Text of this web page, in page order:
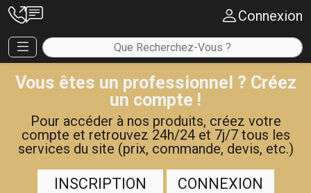
Connexion
Vous êtes un professionnel ? Créez
un compte !
Pour accéder à nos produits, créez votre
compte et retrouvez 24h/24 et 7j/7 tous les
services du site (prix, commande, devis, etc.)
INSCRIPTION CONNEXION